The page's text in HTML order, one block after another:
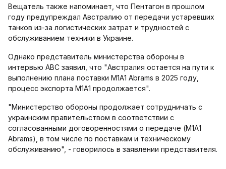
Вещатель также напоминает, что Пентагон в прошлом
году предупреждал Австралию от передачи устаревших
танков из-за логистических затрат и трудностей с
обслуживанием техники в Украине.
Однако представитель министерства обороны в
интервью ABC заявил, что "Австралия остается на пути к
выполнению плана поставки M1A1 Abrams в 2025 году,
процесс экспорта M1A1 продолжается".
"Министерство обороны продолжает сотрудничать с
украинским правительством в соответствии с
согласованными договоренностями о передаче (M1A1
Abrams), в том числе по поставкам и техническому
обслуживанию", - говорилось в заявлении представителя.